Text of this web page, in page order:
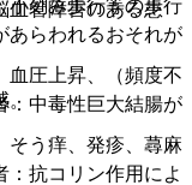
管障害のある患
あらわれるおそれが
中毒性巨大結腸が
抗コリン作用によ
小刻み歩行等の歩行
圧上昇、（頻度不
う痒、発疹、蕁麻